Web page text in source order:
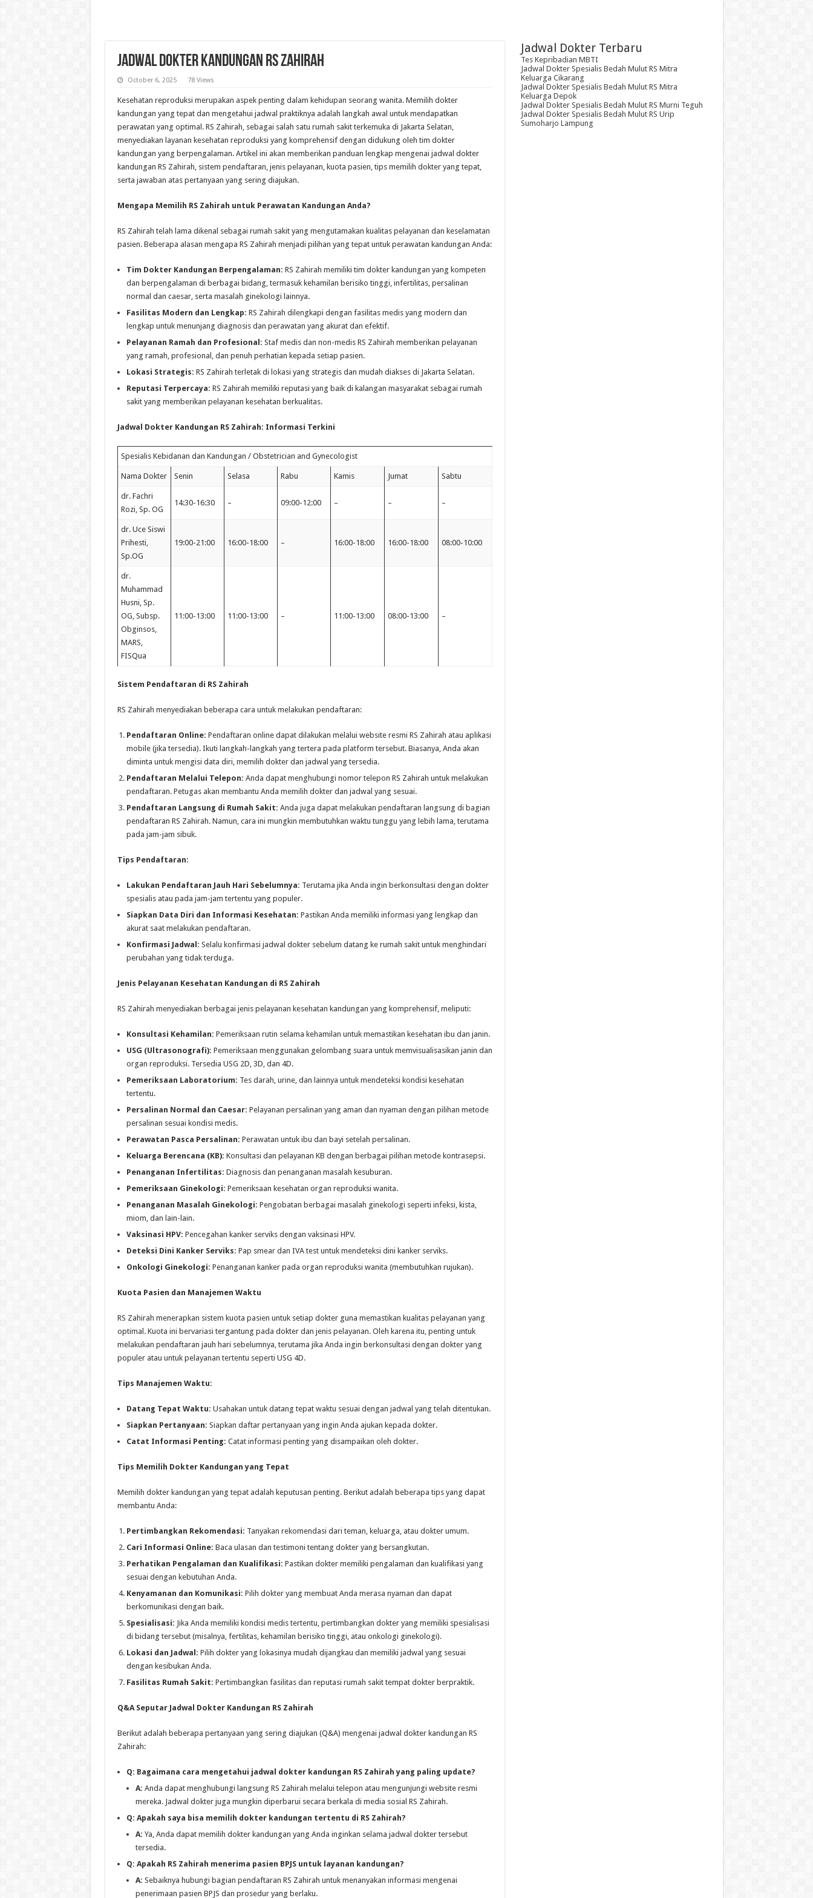
Jadwal Dokter Kandungan RS Zahirah
October 6, 2025 78 Views
Kesehatan reproduksi merupakan aspek penting dalam kehidupan seorang wanita. Memilih dokter
kandungan yang tepat dan mengetahui jadwal praktiknya adalah langkah awal untuk mendapatkan
perawatan yang optimal. RS Zahirah, sebagai salah satu rumah sakit terkemuka di Jakarta Selatan,
menyediakan layanan kesehatan reproduksi yang komprehensif dengan didukung oleh tim dokter
kandungan yang berpengalaman. Artikel ini akan memberikan panduan lengkap mengenai jadwal dokter
kandungan RS Zahirah, sistem pendaftaran, jenis pelayanan, kuota pasien, tips memilih dokter yang tepat,
serta jawaban atas pertanyaan yang sering diajukan.
Mengapa Memilih RS Zahirah untuk Perawatan Kandungan Anda?
RS Zahirah telah lama dikenal sebagai rumah sakit yang mengutamakan kualitas pelayanan dan keselamatan
pasien. Beberapa alasan mengapa RS Zahirah menjadi pilihan yang tepat untuk perawatan kandungan Anda:
Tim Dokter Kandungan Berpengalaman: RS Zahirah memiliki tim dokter kandungan yang kompeten
dan berpengalaman di berbagai bidang, termasuk kehamilan berisiko tinggi, infertilitas, persalinan
normal dan caesar, serta masalah ginekologi lainnya.
Fasilitas Modern dan Lengkap: RS Zahirah dilengkapi dengan fasilitas medis yang modern dan
lengkap untuk menunjang diagnosis dan perawatan yang akurat dan efektif.
Pelayanan Ramah dan Profesional: Staf medis dan non-medis RS Zahirah memberikan pelayanan
yang ramah, profesional, dan penuh perhatian kepada setiap pasien.
Lokasi Strategis: RS Zahirah terletak di lokasi yang strategis dan mudah diakses di Jakarta Selatan.
Reputasi Terpercaya: RS Zahirah memiliki reputasi yang baik di kalangan masyarakat sebagai rumah
sakit yang memberikan pelayanan kesehatan berkualitas.
Jadwal Dokter Kandungan RS Zahirah: Informasi Terkini
Spesialis Kebidanan dan Kandungan / Obstetrician and Gynecologist
Nama Dokter Senin Selasa Rabu Kamis Jumat Sabtu
dr. Fachri
Rozi, Sp. OG
14:30-16:30 – 09:00-12:00 – – –
dr. Uce Siswi
Prihesti,
Sp.OG
19:00-21:00 16:00-18:00 – 16:00-18:00 16:00-18:00 08:00-10:00
dr.
Muhammad
Husni, Sp.
OG, Subsp.
Obginsos,
MARS,
FISQua
11:00-13:00 11:00-13:00 – 11:00-13:00 08:00-13:00 –
Sistem Pendaftaran di RS Zahirah
RS Zahirah menyediakan beberapa cara untuk melakukan pendaftaran:
Pendaftaran Online: Pendaftaran online dapat dilakukan melalui website resmi RS Zahirah atau aplikasi
mobile (jika tersedia). Ikuti langkah-langkah yang tertera pada platform tersebut. Biasanya, Anda akan
diminta untuk mengisi data diri, memilih dokter dan jadwal yang tersedia.
Pendaftaran Melalui Telepon: Anda dapat menghubungi nomor telepon RS Zahirah untuk melakukan
pendaftaran. Petugas akan membantu Anda memilih dokter dan jadwal yang sesuai.
Pendaftaran Langsung di Rumah Sakit: Anda juga dapat melakukan pendaftaran langsung di bagian
pendaftaran RS Zahirah. Namun, cara ini mungkin membutuhkan waktu tunggu yang lebih lama, terutama
pada jam-jam sibuk.
Tips Pendaftaran:
Lakukan Pendaftaran Jauh Hari Sebelumnya: Terutama jika Anda ingin berkonsultasi dengan dokter
spesialis atau pada jam-jam tertentu yang populer.
Siapkan Data Diri dan Informasi Kesehatan: Pastikan Anda memiliki informasi yang lengkap dan
akurat saat melakukan pendaftaran.
Konfirmasi Jadwal: Selalu konfirmasi jadwal dokter sebelum datang ke rumah sakit untuk menghindari
perubahan yang tidak terduga.
Jenis Pelayanan Kesehatan Kandungan di RS Zahirah
RS Zahirah menyediakan berbagai jenis pelayanan kesehatan kandungan yang komprehensif, meliputi:
Konsultasi Kehamilan: Pemeriksaan rutin selama kehamilan untuk memastikan kesehatan ibu dan janin.
USG (Ultrasonografi): Pemeriksaan menggunakan gelombang suara untuk memvisualisasikan janin dan
organ reproduksi. Tersedia USG 2D, 3D, dan 4D.
Pemeriksaan Laboratorium: Tes darah, urine, dan lainnya untuk mendeteksi kondisi kesehatan
tertentu.
Persalinan Normal dan Caesar: Pelayanan persalinan yang aman dan nyaman dengan pilihan metode
persalinan sesuai kondisi medis.
Perawatan Pasca Persalinan: Perawatan untuk ibu dan bayi setelah persalinan.
Keluarga Berencana (KB): Konsultasi dan pelayanan KB dengan berbagai pilihan metode kontrasepsi.
Penanganan Infertilitas: Diagnosis dan penanganan masalah kesuburan.
Pemeriksaan Ginekologi: Pemeriksaan kesehatan organ reproduksi wanita.
Penanganan Masalah Ginekologi: Pengobatan berbagai masalah ginekologi seperti infeksi, kista,
miom, dan lain-lain.
Vaksinasi HPV: Pencegahan kanker serviks dengan vaksinasi HPV.
Deteksi Dini Kanker Serviks: Pap smear dan IVA test untuk mendeteksi dini kanker serviks.
Onkologi Ginekologi: Penanganan kanker pada organ reproduksi wanita (membutuhkan rujukan).
Kuota Pasien dan Manajemen Waktu
RS Zahirah menerapkan sistem kuota pasien untuk setiap dokter guna memastikan kualitas pelayanan yang
optimal. Kuota ini bervariasi tergantung pada dokter dan jenis pelayanan. Oleh karena itu, penting untuk
melakukan pendaftaran jauh hari sebelumnya, terutama jika Anda ingin berkonsultasi dengan dokter yang
populer atau untuk pelayanan tertentu seperti USG 4D.
Tips Manajemen Waktu:
Datang Tepat Waktu: Usahakan untuk datang tepat waktu sesuai dengan jadwal yang telah ditentukan.
Siapkan Pertanyaan: Siapkan daftar pertanyaan yang ingin Anda ajukan kepada dokter.
Catat Informasi Penting: Catat informasi penting yang disampaikan oleh dokter.
Tips Memilih Dokter Kandungan yang Tepat
Memilih dokter kandungan yang tepat adalah keputusan penting. Berikut adalah beberapa tips yang dapat
membantu Anda:
Pertimbangkan Rekomendasi: Tanyakan rekomendasi dari teman, keluarga, atau dokter umum.
Cari Informasi Online: Baca ulasan dan testimoni tentang dokter yang bersangkutan.
Perhatikan Pengalaman dan Kualifikasi: Pastikan dokter memiliki pengalaman dan kualifikasi yang
sesuai dengan kebutuhan Anda.
Kenyamanan dan Komunikasi: Pilih dokter yang membuat Anda merasa nyaman dan dapat
berkomunikasi dengan baik.
Spesialisasi: Jika Anda memiliki kondisi medis tertentu, pertimbangkan dokter yang memiliki spesialisasi
di bidang tersebut (misalnya, fertilitas, kehamilan berisiko tinggi, atau onkologi ginekologi).
Lokasi dan Jadwal: Pilih dokter yang lokasinya mudah dijangkau dan memiliki jadwal yang sesuai
dengan kesibukan Anda.
Fasilitas Rumah Sakit: Pertimbangkan fasilitas dan reputasi rumah sakit tempat dokter berpraktik.
Q&A Seputar Jadwal Dokter Kandungan RS Zahirah
Berikut adalah beberapa pertanyaan yang sering diajukan (Q&A) mengenai jadwal dokter kandungan RS
Zahirah:
Q: Bagaimana cara mengetahui jadwal dokter kandungan RS Zahirah yang paling update?
A: Anda dapat menghubungi langsung RS Zahirah melalui telepon atau mengunjungi website resmi
mereka. Jadwal dokter juga mungkin diperbarui secara berkala di media sosial RS Zahirah.
Q: Apakah saya bisa memilih dokter kandungan tertentu di RS Zahirah?
A: Ya, Anda dapat memilih dokter kandungan yang Anda inginkan selama jadwal dokter tersebut
tersedia.
Q: Apakah RS Zahirah menerima pasien BPJS untuk layanan kandungan?
A: Sebaiknya hubungi bagian pendaftaran RS Zahirah untuk menanyakan informasi mengenai
penerimaan pasien BPJS dan prosedur yang berlaku.
Jadwal Dokter Terbaru
Tes Kepribadian MBTI
Jadwal Dokter Spesialis Bedah Mulut RS Mitra
Keluarga Cikarang
Jadwal Dokter Spesialis Bedah Mulut RS Mitra
Keluarga Depok
Jadwal Dokter Spesialis Bedah Mulut RS Murni Teguh
Jadwal Dokter Spesialis Bedah Mulut RS Urip
Sumoharjo Lampung